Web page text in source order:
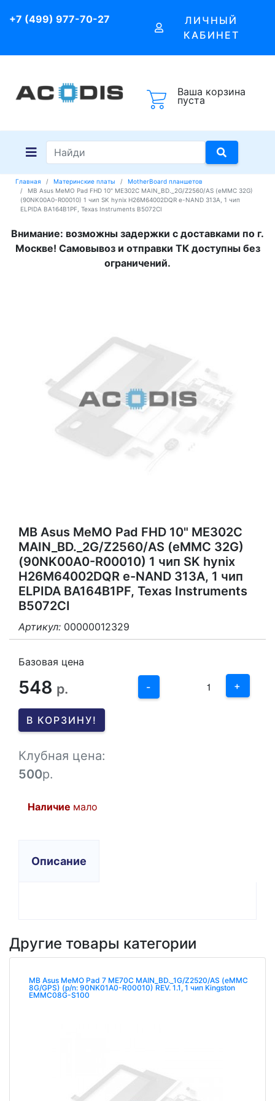
+7 (499) 977-70-27
ЛИЧНЫЙ
КАБИНЕТ
Ваша корзина
пуста
Главная Материнские платы
MotherBoard планшетов
MB Asus MeMO Pad FHD 10" ME302C MAIN_BD._2G/Z2560/AS (eMMC 32G)
(90NK00A0-R00010) 1 чип SK hynix H26M64002DQR e-NAND 313A, 1 чип
ELPIDA BA164B1PF, Texas Instruments B5072CI
Внимание: возможны задержки с доставками по г.
Москве! Самовывоз и отправки ТК доступны без
ограничений.
MB Asus MeMO Pad FHD 10" ME302C
MAIN_BD._2G/Z2560/AS (eMMC 32G)
(90NK00A0-R00010) 1 чип SK hynix
H26M64002DQR e-NAND 313A, 1 чип
ELPIDA BA164B1PF, Texas Instruments
B5072CI
Артикул: 00000012329
Базовая цена
548 р. -
3
1
+
В КОРЗИНУ!
Клубная цена:
500р.
Наличие мало
Описание
Другие товары категории
MB Asus MeMO Pad 7 ME70C MAIN_BD._1G/Z2520/AS (eMMC
8G/GPS) (p/n: 90NK01A0-R00010) REV. 1.1, 1 чип Kingston
EMMC08G-S100